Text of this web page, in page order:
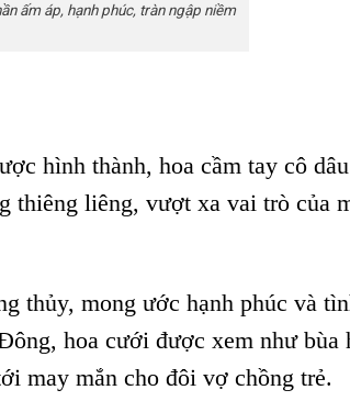
ấm áp, hạnh phúc, tràn ngập niềm
hình thành, hoa cầm tay cô
thiêng liêng, vượt xa vai trò của
thủy, mong ước hạnh phúc và
hoa cưới được xem như bùa
may mắn cho đôi vợ chồng trẻ.